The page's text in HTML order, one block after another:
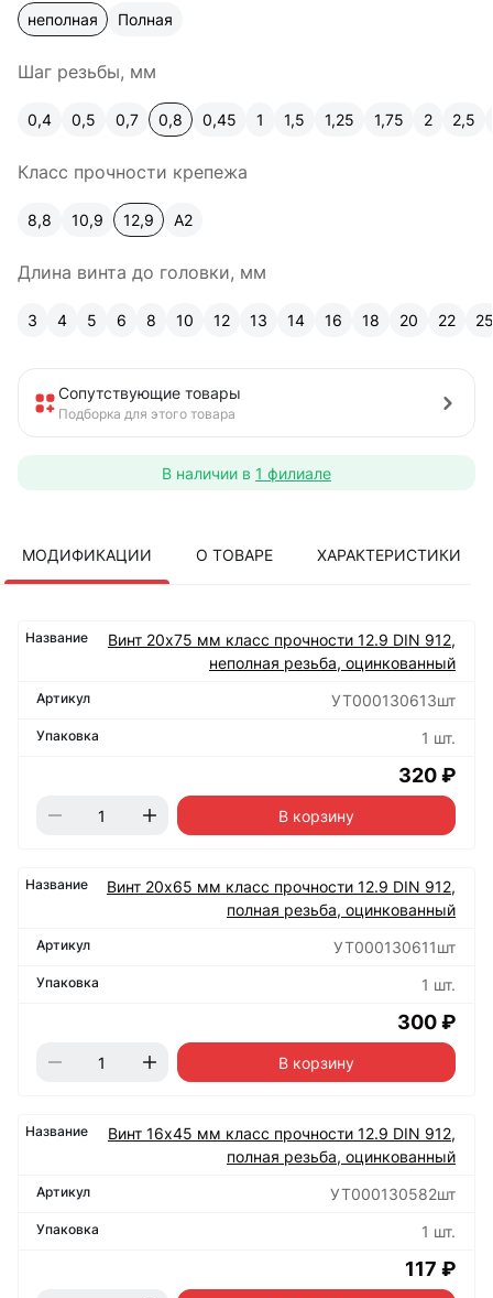
неполная Полная
Шаг резьбы, мм
0,4 0,5 0,7 0,8 0,45 1 1,5 1,25 1,75 2 2,5
Класс прочности крепежа
8,8 10,9 12,9 A2
Длина винта до головки, мм
3 4 5 6 8 10 12 13 14 16 18 20 22 25
Сопутствующие товары
Подборка для этого товара
В наличии в 1 филиале
МОДИФИКАЦИИ О ТОВАРЕ ХАРАКТЕРИСТИКИ
Винт 20х75 мм класс прочности 12.9 DIN 912,
неполная резьба, оцинкованный
УТ000130613шт
1 шт.
320 ₽
В корзину
Винт 20х65 мм класс прочности 12.9 DIN 912,
полная резьба, оцинкованный
УТ000130611шт
1 шт.
300 ₽
В корзину
Винт 16х45 мм класс прочности 12.9 DIN 912,
полная резьба, оцинкованный
УТ000130582шт
1 шт.
117 ₽